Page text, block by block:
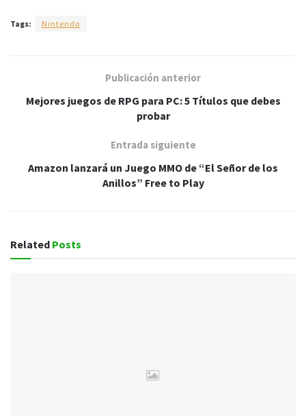
Tags: Nintendo
Publicación anterior
Mejores juegos de RPG para PC: 5 Títulos que debes
probar
Entrada siguiente
Amazon lanzará un Juego MMO de “El Señor de los
Anillos” Free to Play
Related Posts